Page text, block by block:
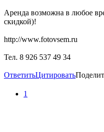
Аренда возможна в любое
скидкой)!
http://www.fotovsem.ru
Тел. 8 926 537 49 34
ОтветитьЦитировать
1